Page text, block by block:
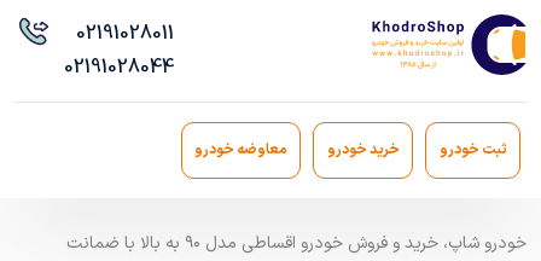
02191028011
02191028044
ثبت خودرو خرید خودرو معاوضه خودرو
خودرو شاپ، خرید و فروش خودرو اقساطی مدل ۹۰ به بالا با ضمانت